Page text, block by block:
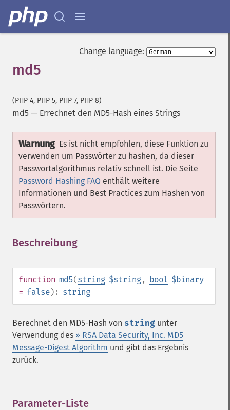
Change language:
md5
(PHP 4, PHP 5, PHP 7, PHP 8)
md5 — Errechnet den MD5-Hash eines Strings
Warnung Es ist nicht empfohlen, diese Funktion zu
verwenden um Passwörter zu hashen, da dieser
Passwortalgorithmus relativ schnell ist. Die Seite
Password Hashing FAQ enthält weitere
Informationen und Best Practices zum Hashen von
Passwörtern.
Beschreibung
function md5(string $string, bool $binary
= false): string
Berechnet den MD5-Hash von string unter
Verwendung des » RSA Data Security, Inc. MD5
Message-Digest Algorithm und gibt das Ergebnis
zurück.
Parameter-Liste